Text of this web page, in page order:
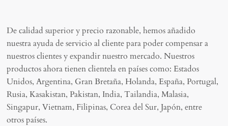
De calidad superior y precio razonable, hemos añadido
nuestra ayuda de servicio al cliente para poder compensar a
nuestros clientes y expandir nuestro mercado. Nuestros
productos ahora tienen clientela en países como: Estados
Unidos, Argentina, Gran Bretaña, Holanda, España, Portugal,
Rusia, Kasakistan, Pakistan, India, Tailandia, Malasia,
Singapur, Vietnam, Filipinas, Corea del Sur, Japón, entre
otros países.